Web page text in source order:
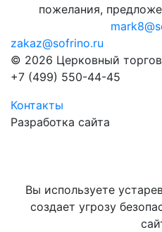
пожелания,
zakaz@sofrino.ru
© 2026 Церковный
+7 (499) 550-44-45
Контакты
Разработка сайта
Вы используете
создает угрозу